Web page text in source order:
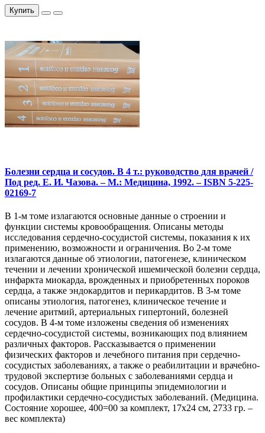
Купить
Болезни сердца и сосудов. В 4 т.: руководство для врачей /
Под ред. Е. И. Чазова. – М.: Медицина, 1992. – ISBN 5-225-
02169-7
В 1-м томе излагаются основные данные о строении и
функции системы кровообращения. Описаны методы
исследования сердечно-сосудистой системы, показания к их
применению, возможности и ограничения. Во 2-м томе
излагаются данные об этиологии, патогенезе, клиническом
течении и лечении хронической ишемической болезни сердца,
инфаркта миокарда, врожденных и приобретенных пороков
сердца, а также эндокардитов и перикардитов. В 3-м томе
описаны этиология, патогенез, клиническое течение и
лечение аритмий, артериальных гипертоний, болезней
сосудов. В 4-м томе изложены сведения об изменениях
сердечно-сосудистой системы, возникающих под влиянием
различных факторов. Рассказывается о применении
физических факторов и лечебного питания при сердечно-
сосудистых заболеваниях, а также о реабилитации и врачебно-
трудовой экспертизе больных с заболеваниями сердца и
сосудов. Описаны общие принципы эпидемиологии и
профилактики сердечно-сосудистых заболеваний. (Медицина.
Состояние хорошее, 400=00 за комплект, 17х24 см, 2733 гр. –
вес комплекта)